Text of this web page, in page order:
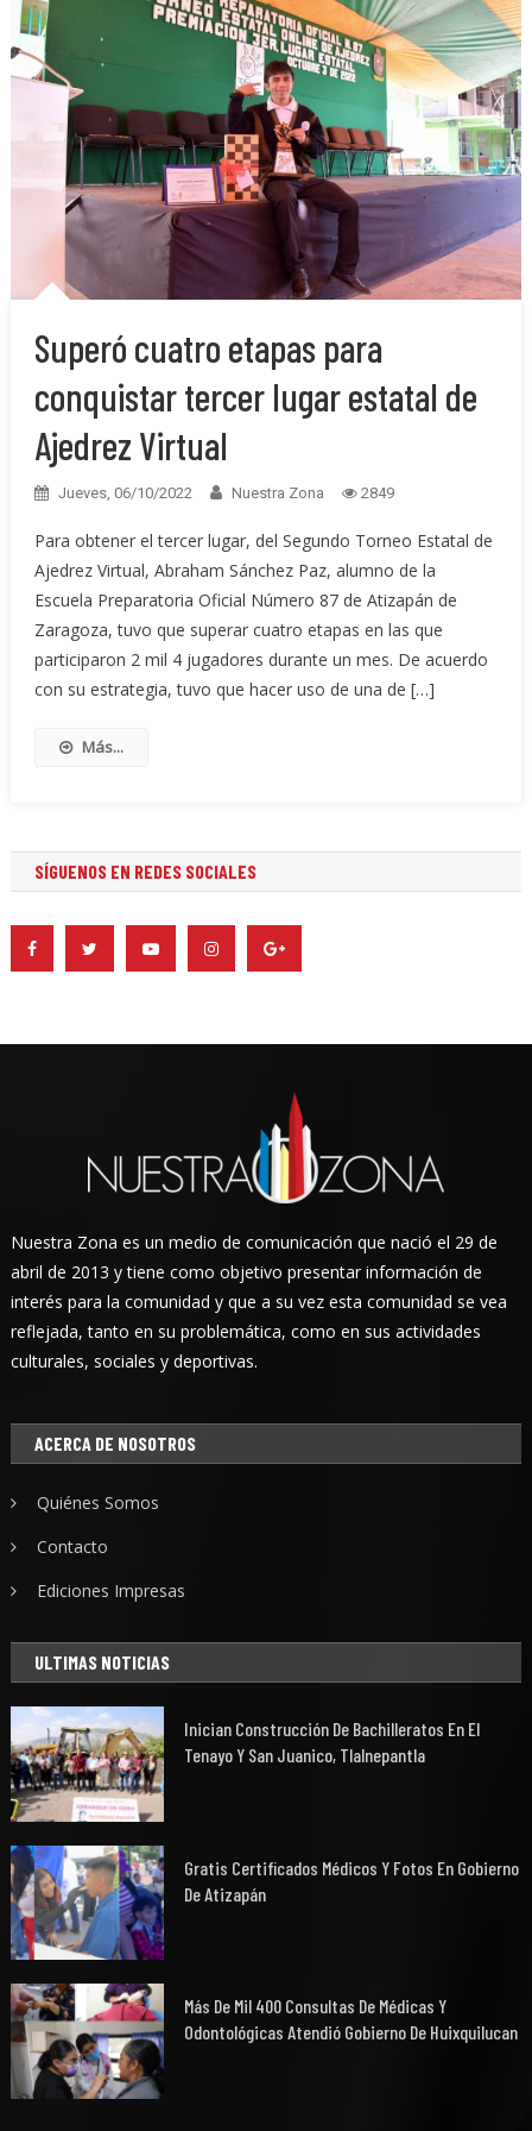
Superó cuatro etapas para
conquistar tercer lugar estatal de
Ajedrez Virtual
Jueves, 06/10/2022 Nuestra Zona 2849
Para obtener el tercer lugar, del Segundo Torneo Estatal de
Ajedrez Virtual, Abraham Sánchez Paz, alumno de la
Escuela Preparatoria Oficial Número 87 de Atizapán de
Zaragoza, tuvo que superar cuatro etapas en las que
participaron 2 mil 4 jugadores durante un mes. De acuerdo
con su estrategia, tuvo que hacer uso de una de […]
Más...
SÍGUENOS EN REDES SOCIALES
Nuestra Zona es un medio de comunicación que nació el 29 de
abril de 2013 y tiene como objetivo presentar información de
interés para la comunidad y que a su vez esta comunidad se vea
reflejada, tanto en su problemática, como en sus actividades
culturales, sociales y deportivas.
ACERCA DE NOSOTROS
Quiénes Somos
Contacto
Ediciones Impresas
ULTIMAS NOTICIAS
Inician Construcción De Bachilleratos En El
Tenayo Y San Juanico, Tlalnepantla
Gratis Certificados Médicos Y Fotos En Gobierno
De Atizapán
Más De Mil 400 Consultas De Médicas Y
Odontológicas Atendió Gobierno De Huixquilucan